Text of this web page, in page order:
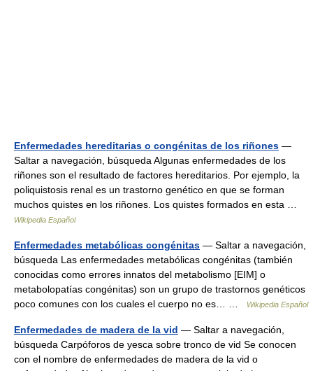
Enfermedades hereditarias o congénitas de los riñones —
Saltar a navegación, búsqueda Algunas enfermedades de los
riñones son el resultado de factores hereditarios. Por ejemplo, la
poliquistosis renal es un trastorno genético en que se forman
muchos quistes en los riñones. Los quistes formados en esta …
Wikipedia Español
Enfermedades metabólicas congénitas — Saltar a navegación,
búsqueda Las enfermedades metabólicas congénitas (también
conocidas como errores innatos del metabolismo [EIM] o
metabolopatías congénitas) son un grupo de trastornos genéticos
poco comunes con los cuales el cuerpo no es… …
Wikipedia Español
Enfermedades de madera de la vid — Saltar a navegación,
búsqueda Carpóforos de yesca sobre tronco de vid Se conocen
con el nombre de enfermedades de madera de la vid o